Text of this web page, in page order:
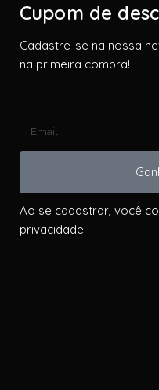
Cupom de
Cadastre-se na nossa
na primeira compra!
Ao se cadastrar, você
privacidade.